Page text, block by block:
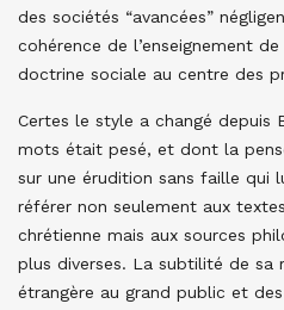
des sociétés “avancées”
cohérence de l’enseignement
doctrine sociale au centre des
Certes le style a changé depuis
mots était pesé, et dont la
sur une érudition sans faille qui
référer non seulement aux
chrétienne mais aux sources
plus diverses. La subtilité de sa
étrangère au grand public et